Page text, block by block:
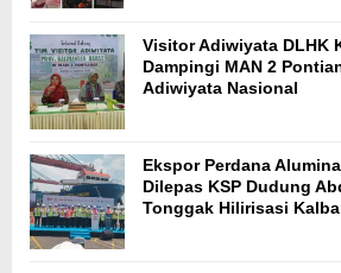
Visitor Adiwiyata DLHK
Dampingi MAN 2
Adiwiyata Nasional
Ekspor Perdana
Dilepas KSP Dudung
Tonggak Hilirisasi